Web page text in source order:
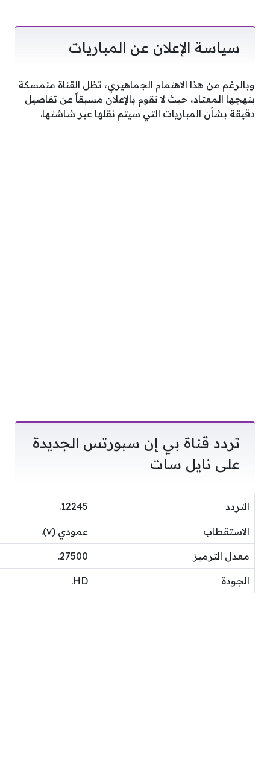
سياسة الإعلان عن المباريات
وبالرغم من هذا الاهتمام الجماهيري، تظل القناة متمسكة
بنهجها المعتاد، حيث لا تقوم بالإعلان مسبقاً عن تفاصيل
دقيقة بشأن المباريات التي سيتم نقلها عبر شاشتها.
تردد قناة بي إن سبورتس الجديدة
على نايل سات
التردد 12245.
الاستقطاب عمودي (v).
معدل الترميز 27500.
الجودة HD.